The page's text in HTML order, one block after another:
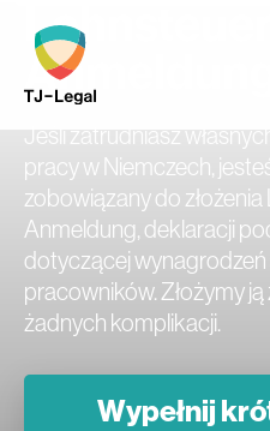
Lohnsteuer-
Anmeldung
Jeśli zatrudniasz
pracy w Niemczech,
zobowiązany do
Anmeldung, deklaracji
dotyczącej
pracowników. Złożymy
żadnych komplikacji.
Wypełnij